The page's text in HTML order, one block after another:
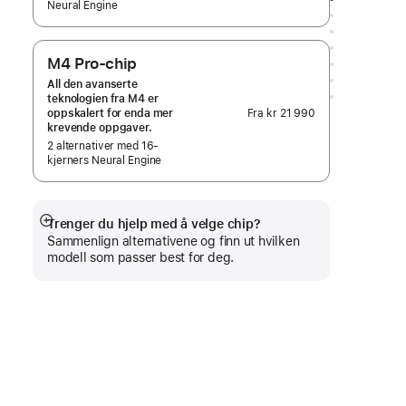
Neural Engine
M4 Pro-chip
All den avanserte
teknologien fra M4 er
oppskalert for enda mer
krevende oppgaver.
2 alternativer med 16-
kjerners Neural Engine
Fra kr 21 990
Trenger du hjelp med å velge chip?
Sammenlign alternativene og finn ut hvilken
modell som passer best for deg.
Mer